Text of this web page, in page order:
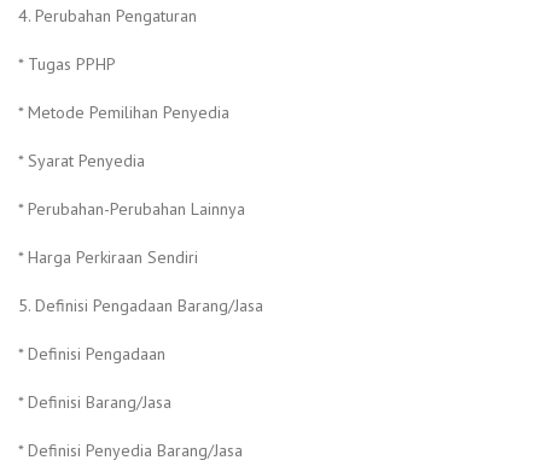
4. Perubahan Pengaturan
* Tugas PPHP
* Metode Pemilihan Penyedia
* Syarat Penyedia
* Perubahan-Perubahan Lainnya
* Harga Perkiraan Sendiri
5. Definisi Pengadaan Barang/Jasa
* Definisi Pengadaan
* Definisi Barang/Jasa
* Definisi Penyedia Barang/Jasa